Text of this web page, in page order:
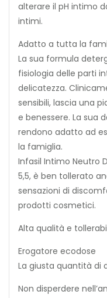
alterare il pH intimo
intimi.
Adatto a tutta la
La sua formula
fisiologia delle parti
delicatezza.
sensibili, lascia una
e benessere. La sua
rendono adatto ad
la famiglia.
Infasil Intimo Neutro
5,5, è ben tollerato
sensazioni di
prodotti cosmetici.
Alta qualità e
Erogatore ecodose
La giusta quantità di
Non disperdere